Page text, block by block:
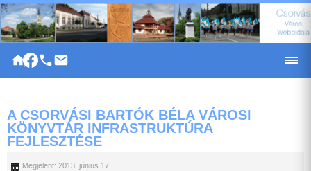
|
A CSORVÁSI BARTÓK BÉLA VÁROSI
KÖNYVTÁR INFRASTRUKTÚRA
FEJLESZTÉSE
Megjelent: 2013. június 17.